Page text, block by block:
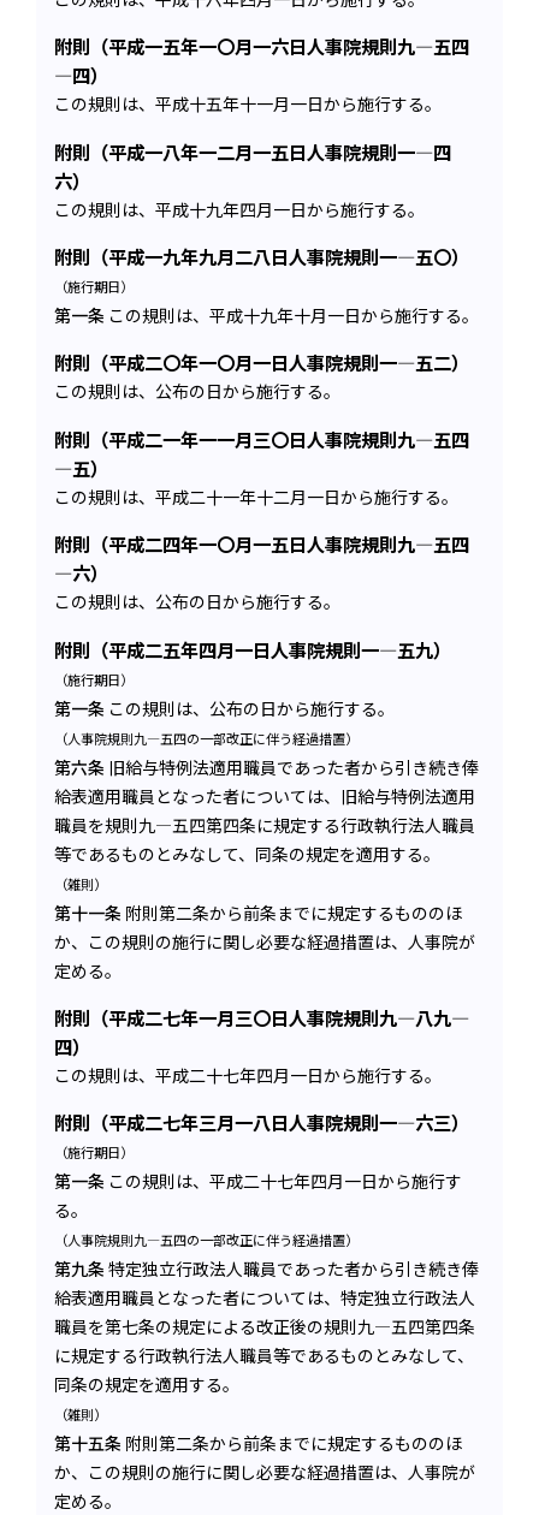
附則（平成一五年一〇月一六日人事院規則九―五四
―四）
この規則は、平成十五年十一月一日から施行する。
附則（平成一八年一二月一五日人事院規則一―四
六）
この規則は、平成十九年四月一日から施行する。
附則（平成一九年九月二八日人事院規則一―五〇）
（施行期日）
第一条 この規則は、平成十九年十月一日から施行する。
附則（平成二〇年一〇月一日人事院規則一―五二）
この規則は、公布の日から施行する。
附則（平成二一年一一月三〇日人事院規則九―五四
―五）
この規則は、平成二十一年十二月一日から施行する。
附則（平成二四年一〇月一五日人事院規則九―五四
―六）
この規則は、公布の日から施行する。
附則（平成二五年四月一日人事院規則一―五九）
（施行期日）
第一条 この規則は、公布の日から施行する。
（人事院規則九―五四の一部改正に伴う経過措置）
第六条 旧給与特例法適用職員であった者から引き続き俸
給表適用職員となった者については、旧給与特例法適用
職員を規則九―五四第四条に規定する行政執行法人職員
等であるものとみなして、同条の規定を適用する。
（雑則）
第十一条 附則第二条から前条までに規定するもののほ
か、この規則の施行に関し必要な経過措置は、人事院が
定める。
附則（平成二七年一月三〇日人事院規則九―八九―
四）
この規則は、平成二十七年四月一日から施行する。
附則（平成二七年三月一八日人事院規則一―六三）
（施行期日）
第一条 この規則は、平成二十七年四月一日から施行す
る。
（人事院規則九―五四の一部改正に伴う経過措置）
第九条 特定独立行政法人職員であった者から引き続き俸
給表適用職員となった者については、特定独立行政法人
職員を第七条の規定による改正後の規則九―五四第四条
に規定する行政執行法人職員等であるものとみなして、
同条の規定を適用する。
（雑則）
第十五条 附則第二条から前条までに規定するもののほ
か、この規則の施行に関し必要な経過措置は、人事院が
定める。